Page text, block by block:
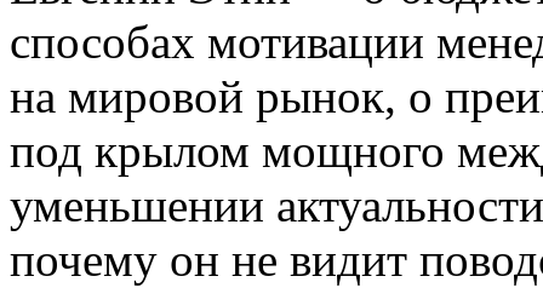
способах мотивации
на мировой рынок, о
под крылом мощного
уменьшении
почему он не видит